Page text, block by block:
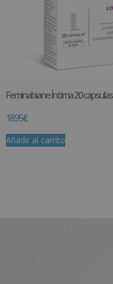
Feminabiane Íntima 20 capsulas
18.95€
Añadir al carrito